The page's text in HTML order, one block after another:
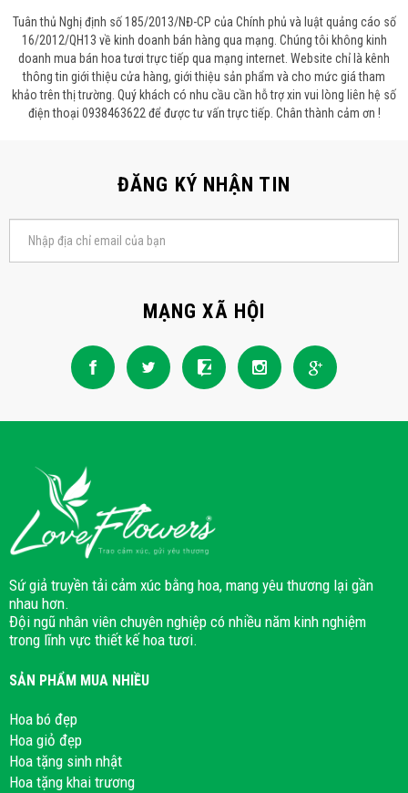
Tuân thủ Nghị định số 185/2013/NĐ-CP của Chính phủ và luật quảng cáo số
16/2012/QH13 về kinh doanh bán hàng qua mạng. Chúng tôi không kinh
doanh mua bán hoa tươi trực tiếp qua mạng internet. Website chỉ là kênh
thông tin giới thiệu cửa hàng, giới thiệu sản phẩm và cho mức giá tham
khảo trên thị trường. Quý khách có nhu cầu cần hỗ trợ xin vui lòng liên hệ số
điện thoại 0938463622 để được tư vấn trực tiếp. Chân thành cảm ơn !
ĐĂNG KÝ NHẬN TIN
MẠNG XÃ HỘI
Sứ giả truyền tải cảm xúc bằng hoa, mang yêu thương lại gần
nhau hơn.
Đội ngũ nhân viên chuyên nghiệp có nhiều năm kinh nghiệm
trong lĩnh vực thiết kế hoa tươi.
SẢN PHẨM MUA NHIỀU
Hoa bó đẹp
Hoa giỏ đẹp
Hoa tặng sinh nhật
Hoa tặng khai trương